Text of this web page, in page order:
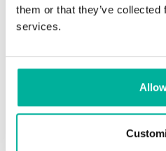
them or that they’ve
services.
Vi har en trevlig och
tjänster.
Vi strävar efter att
förstklassig service.